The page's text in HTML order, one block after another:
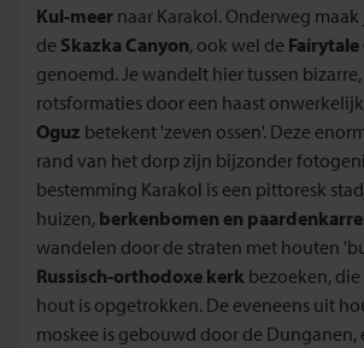
Kul-meer naar Karakol. Onderweg
de Skazka Canyon, ook wel de Fairytale
genoemd. Je wandelt hier tussen
rotsformaties door een haast
Oguz betekent 'zeven ossen'. Deze
rand van het dorp zijn bijzonder
bestemming Karakol is een pittoresk
huizen, berkenbomen en
wandelen door de straten met houten
Russisch-orthodoxe kerk bezoeken,
hout is opgetrokken. De eveneens uit
moskee is gebouwd door de Dunganen,